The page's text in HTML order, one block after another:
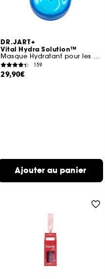
DR.JART+
Vital Hydra Solution™
Masque Hydratant pour les Lèvres à l'Acide Hyaluronique
159
29,90€
Ajouter au panier